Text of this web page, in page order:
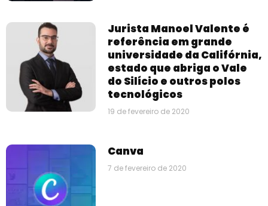
Jurista Manoel Valente é
referência em grande
universidade da Califórnia,
estado que abriga o Vale
do Silício e outros polos
tecnológicos
19 de fevereiro de 2020
Canva
7 de fevereiro de 2020